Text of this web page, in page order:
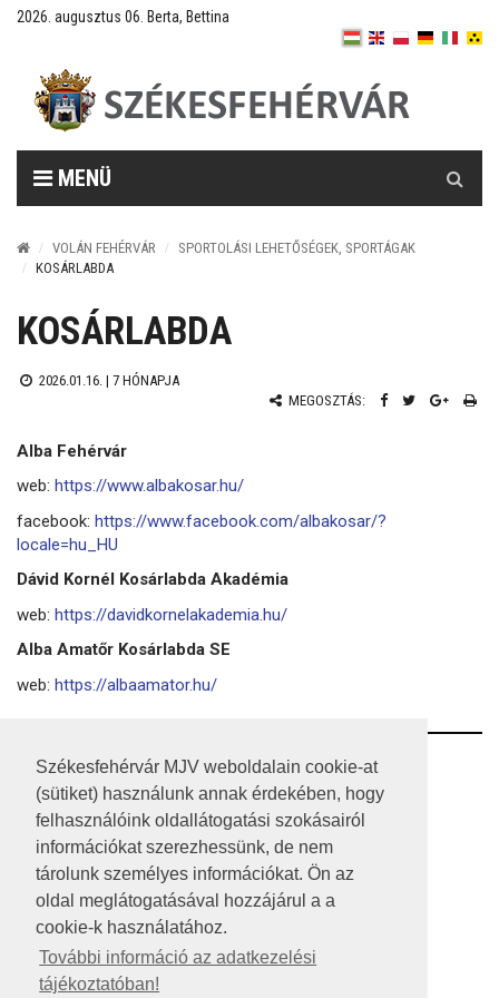
Székesfehérvár MJV weboldalain cookie-at
(sütiket) használunk annak érdekében, hogy
felhasználóink oldallátogatási szokásairól
információkat szerezhessünk, de nem
tárolunk személyes információkat. Ön az
oldal meglátogatásával hozzájárul a a
cookie-k használatához.
További információ az adatkezelési
tájékoztatóban!
2026. augusztus 06. Berta, Bettina
MENÜ
VOLÁN FEHÉRVÁR
SPORTOLÁSI LEHETŐSÉGEK, SPORTÁGAK
KOSÁRLABDA
KOSÁRLABDA
2026.01.16. | 7 HÓNAPJA
MEGOSZTÁS:
Alba Fehérvár
web: https://www.albakosar.hu/
facebook: https://www.facebook.com/albakosar/?
locale=hu_HU
Dávid Kornél Kosárlabda Akadémia
web: https://davidkornelakademia.hu/
Alba Amatőr Kosárlabda SE
web: https://albaamator.hu/
RSS
A HONLAP 2017.03.31-I ÁLLAPOTA
JOGI NYILATKOZAT
IMPRESSZUM
KÖZÉRDEKŰ ADATOK